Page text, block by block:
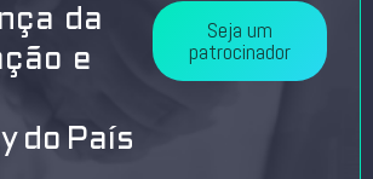
da
e
do País
Seja um
patrocinador